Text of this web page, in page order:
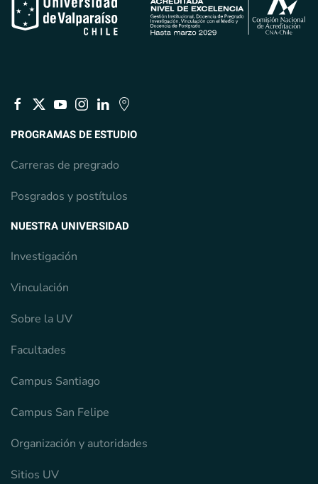
PROGRAMAS DE ESTUDIO
Carreras de pregrado
Posgrados y postítulos
NUESTRA UNIVERSIDAD
Investigación
Vinculación
Sobre la UV
Facultades
Campus Santiago
Campus San Felipe
Organización y autoridades
Sitios UV